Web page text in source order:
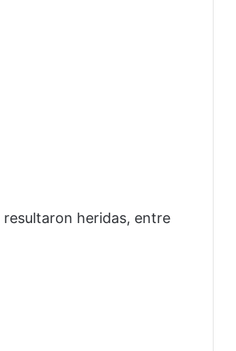
resultaron heridas, entre